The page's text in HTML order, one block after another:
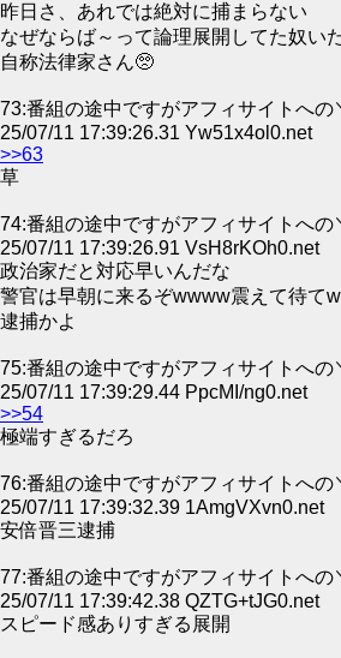
昨日さ、あれでは絶対に捕まらない
なぜならば～って論理展開してた奴い
自称法律家さん🥺
73:番組の途中ですがアフィサイトへの
25/07/11 17:39:26.31 Yw51x4ol0.net
>>63
草
74:番組の途中ですがアフィサイトへの
25/07/11 17:39:26.91 VsH8rKOh0.net
政治家だと対応早いんだな
警官は早朝に来るぞwwww震えて待て
逮捕かよ
75:番組の途中ですがアフィサイトへの
25/07/11 17:39:29.44 PpcMI/ng0.net
>>54
極端すぎるだろ
76:番組の途中ですがアフィサイトへの
25/07/11 17:39:32.39 1AmgVXvn0.net
安倍晋三逮捕
77:番組の途中ですがアフィサイトへの
25/07/11 17:39:42.38 QZTG+tJG0.net
スピード感ありすぎる展開